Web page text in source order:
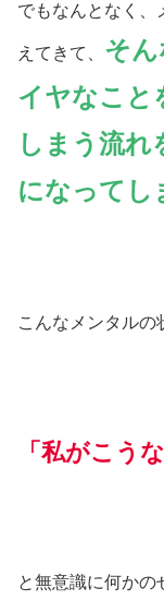
でもなんとなく、
えてきて、 そ
イヤなこと
しまう流れ
になってし
こんなメンタルの
「私がこう
と無意識に何かの